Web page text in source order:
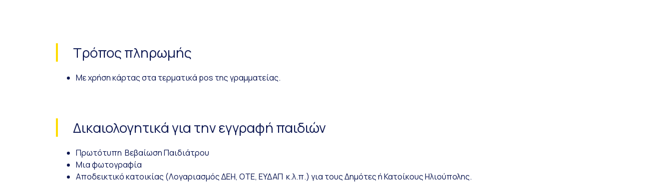
Τρόπος πληρωμής
Με χρήση κάρτας στα τερματικά pos της γραμματείας.
Δικαιολογητικά για την εγγραφή παιδιών
Πρωτότυπη Βεβαίωση Παιδιάτρου
Μια φωτογραφία
Αποδεικτικό κατοικίας (Λογαριασμός ΔΕΗ, ΟΤΕ, ΕΥΔΑΠ κ.λ.π.) για τους Δημότες ή Κατοίκους Ηλιούπολης.